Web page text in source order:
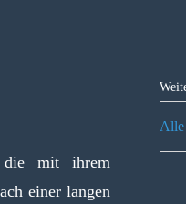
die mit ihrem
einer langen
Alle